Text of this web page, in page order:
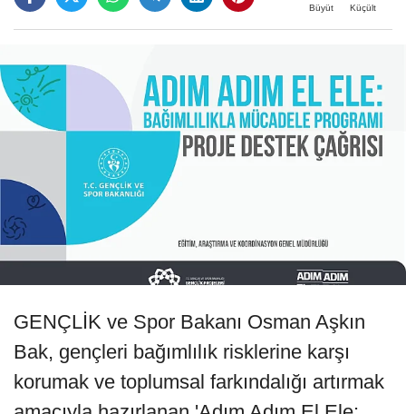
Büyüt Küçült
GENÇLİK ve Spor Bakanı Osman Aşkın
Bak, gençleri bağımlılık risklerine karşı
korumak ve toplumsal farkındalığı artırmak